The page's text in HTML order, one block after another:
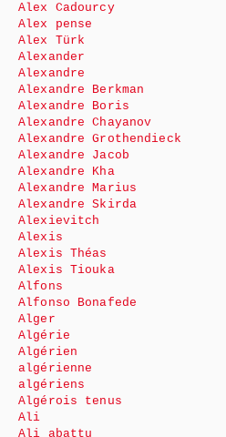
Alex Cadourcy
Alex pense
Alex Türk
Alexander
Alexandre
Alexandre Berkman
Alexandre Boris
Alexandre Chayanov
Alexandre Grothendieck
Alexandre Jacob
Alexandre Kha
Alexandre Marius
Alexandre Skirda
Alexievitch
Alexis
Alexis Théas
Alexis Tiouka
Alfons
Alfonso Bonafede
Alger
Algérie
Algérien
algérienne
algériens
Algérois tenus
Ali
Ali abattu